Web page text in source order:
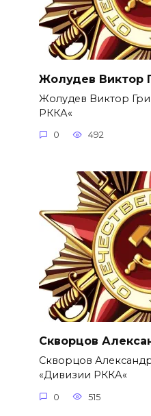
Жолудев Виктор
Жолудев Виктор
РККА«
0 492
Скворцов
Скворцов
«Дивизии РККА«
0 515